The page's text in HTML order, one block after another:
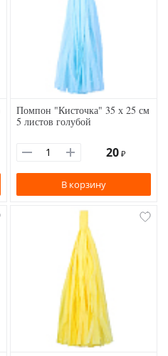
Помпон "Кисточка" 35 х 25 см
5 листов голубой
20 ₽
В корзину